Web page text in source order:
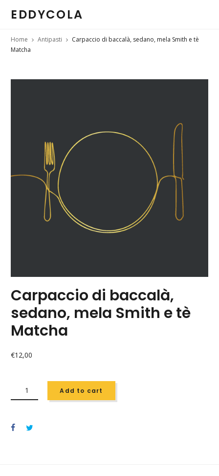
EDDYCOLA
Home Antipasti
Carpaccio di baccalà, sedano, mela Smith e tè
Matcha
Carpaccio di baccalà,
sedano, mela Smith e tè
Matcha
€12,00
BACCALÀ,
MELA
QUANTITY
Add to cart